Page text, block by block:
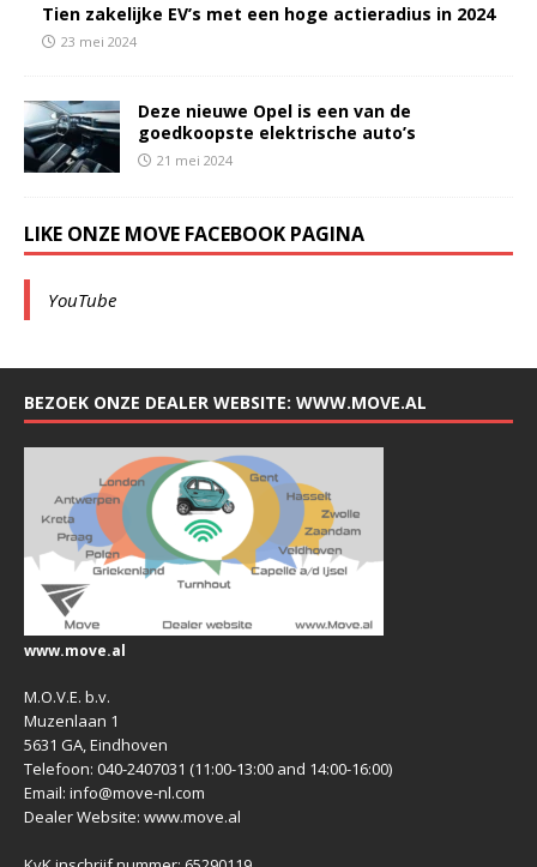
Tien zakelijke EV’s met een hoge actieradius in 2024
23 mei 2024
Deze nieuwe Opel is een van de
goedkoopste elektrische auto’s
21 mei 2024
LIKE ONZE MOVE FACEBOOK PAGINA
YouTube
BEZOEK ONZE DEALER WEBSITE: WWW.MOVE.AL
www.move.al
M.O.V.E. b.v.
Muzenlaan 1
5631 GA, Eindhoven
Telefoon: 040-2407031 (11:00-13:00 and 14:00-16:00)
Email: info@move-nl.com
Dealer Website: www.move.al